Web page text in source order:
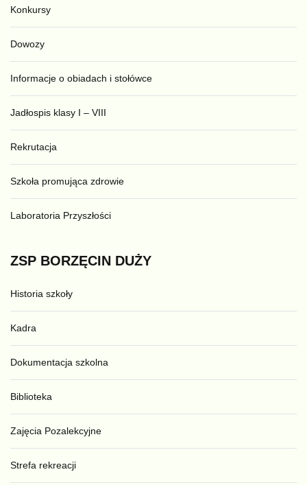
Konkursy
Dowozy
Informacje o obiadach i stołówce
Jadłospis klasy I – VIII
Rekrutacja
Szkoła promująca zdrowie
Laboratoria Przyszłości
ZSP BORZĘCIN DUŻY
Historia szkoły
Kadra
Dokumentacja szkolna
Biblioteka
Zajęcia Pozalekcyjne
Strefa rekreacji